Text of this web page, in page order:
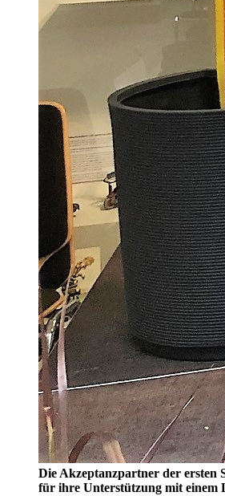
Die Akzeptanzpartner der ersten
für ihre Unterstützung mit einem